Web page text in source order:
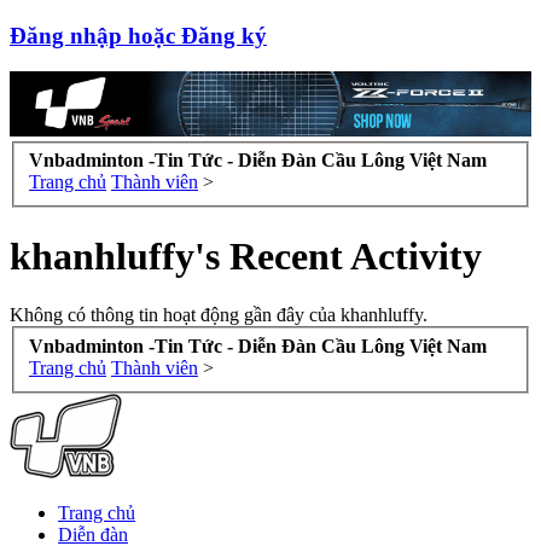
Đăng nhập hoặc Đăng ký
Vnbadminton -Tin Tức - Diễn Đàn Cầu Lông Việt Nam
Trang chủ Thành viên >
khanhluffy's Recent Activity
Không có thông tin hoạt động gần đây của khanhluffy.
Vnbadminton -Tin Tức - Diễn Đàn Cầu Lông Việt Nam
Trang chủ Thành viên >
Trang chủ
Diễn đàn